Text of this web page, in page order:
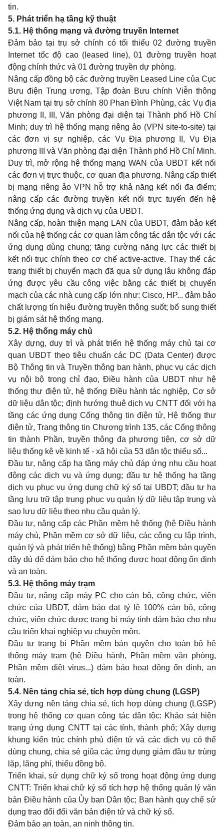
tin.
5. Phát triển hạ tầng kỹ thuật
5.1. Hệ thống mạng và đường truyền Internet
Đảm bảo tại trụ sở chính có tối thiểu 02 đường truyền
Internet tốc độ cao (leased line), 01 đường truyền hoạt
động chính thức và 01 đường truyền dự phòng.
Nâng cấp đồng bộ các đường truyền Leased Line của Cục
Bưu điện Trung ương, Tập đoàn Bưu chính Viễn thông
Việt Nam tại trụ sở chính 80 Phan Đình Phùng, các Vụ địa
phương II, III, Văn phòng đại diện tại Thành phố Hồ Chí
Minh; duy trì hệ thống mạng riêng ảo (VPN site-to-site) tại
các đơn vị sự nghiệp, các Vụ Địa phương II, Vụ Địa
phương III và Văn phòng đại diện Thành phố Hồ Chí Minh.
Duy trì, mở rộng hệ thống mạng WAN của UBDT kết nối
các đơn vị trực thuộc, cơ quan địa phương. Nâng cấp thiết
bị mạng riêng ảo VPN hỗ trợ khả năng kết nối đa điểm;
nâng cấp các đường truyền kết nối trực tuyến đến hệ
thống ứng dụng và dịch vụ của UBDT.
Nâng cấp, hoàn thiện mạng LAN của UBDT, đảm bảo kết
nối của hệ thống các cơ quan làm công tác dân tộc với các
ứng dụng dùng chung; tăng cường năng lực các thiết bị
kết nối trục chính theo cơ chế active-active. Thay thế các
trang thiết bị chuyển mạch đã qua sử dụng lâu không đáp
ứng được yêu cầu công việc bằng các thiết bị chuyển
mạch của các nhà cung cấp lớn như: Cisco, HP... đảm bảo
chất lượng tín hiệu đường truyền thông suốt; bổ sung thiết
bị giám sát hệ thống mạng.
5.2. Hệ thống máy chủ
Xây dựng, duy trì và phát triển hệ thống máy chủ tại cơ
quan UBDT theo tiêu chuẩn các DC (Data Center) được
Bộ Thông tin và Truyền thông ban hành, phục vụ các dịch
vụ nội bộ trong chỉ đạo, Điều hành của UBDT như hệ
thống thư điện tử, hệ thống Điều hành tác nghiệp, Cơ sở
dữ liệu dân tộc; định hướng thuê dịch vụ CNTT đối với hạ
tầng các ứng dụng Cổng thông tin điện tử, Hệ thống thư
điện tử, Trang thông tin Chương trình 135, các Cổng thông
tin thành Phần, truyền thông đa phương tiện, cơ sở dữ
liệu thống kê về kinh tế - xã hội của 53 dân tộc thiểu số...
Đầu tư, nâng cấp hạ tầng máy chủ đáp ứng nhu cầu hoạt
động các dịch vụ và ứng dụng; đầu tư hệ thống hạ tầng
dịch vụ phục vụ ứng dụng chữ ký số tại UBDT; đầu tư hạ
tầng l ưu trữ tập trung phục vụ quản lý dữ liệu tập trung và
sao lưu dữ liệu theo nhu cầu quản lý.
Đầu tư, nâng cấp các Phần mềm hệ thống (hệ Điều hành
máy chủ, Phần mềm cơ sở dữ liệu, các công cụ lập trình,
quản lý và phát triển hệ thống) bằng Phần mềm bản quyền
đầy đủ để đảm bảo cho hệ thống được hoạt động ổn định
và an toàn.
5.3. Hệ thống máy trạm
Đầu tư, nâng cấp máy PC cho cán bộ, công chức, viên
chức của UBDT, đảm bảo đạt tỷ lệ 100% cán bộ, công
chức, viên chức được trang bị máy tính đảm bảo cho nhu
cầu triển khai nghiệp vụ chuyên môn.
Đầu tư trang bị Phần mềm bản quyền cho toàn bộ hệ
thống máy trạm (hệ Điều hành, Phần mềm văn phòng,
Phần mềm diệt virus...) đảm bảo hoạt động ổn định, an
toàn.
5.4. Nền tảng chia sẻ, tích hợp dùng chung (LGSP)
Xây dựng nền tảng chia sẻ, tích hợp dùng chung (LGSP)
trong hệ thống cơ quan công tác dân tộc: Khảo sát hiện
trạng ứng dụng CNTT tại các tỉnh, thành phố; Xây dựng
khung kiến trúc chính phủ điện tử và các dịch vụ có thể
dùng chung, chia sẻ giũa các ứng dụng giảm đầu tưtrùng
lặp, lãng phí, thiếu đồng bộ.
Triển khai, sử dụng chữ ký số trong hoạt động ứng dụng
CNTT: Triển khai chữ ký số tích hợp hệ thống quản lý văn
bản Điều hành của Ủy ban Dân tộc; Ban hành quy chế sử
dụng trao đổi đổi văn bản điện tử và chữ ký số.
Đảm bảo an toàn, an ninh thông tin.